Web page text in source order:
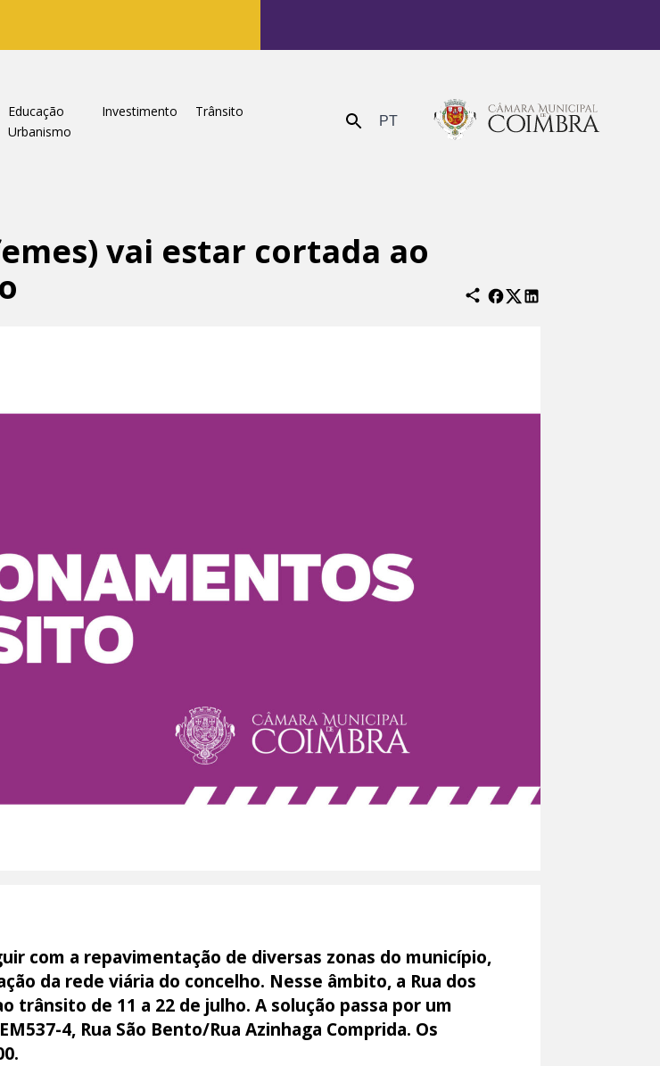
Educação Investimento
Trânsito
Urbanismo Enviar PT
vai estar cortada ao
com a repavimentação de diversas zonas do município,
da rede viária do concelho. Nesse âmbito, a Rua dos
trânsito de 11 a 22 de julho. A solução passa por um
4, Rua São Bento/Rua Azinhaga Comprida. Os